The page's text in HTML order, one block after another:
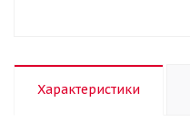
Характеристики